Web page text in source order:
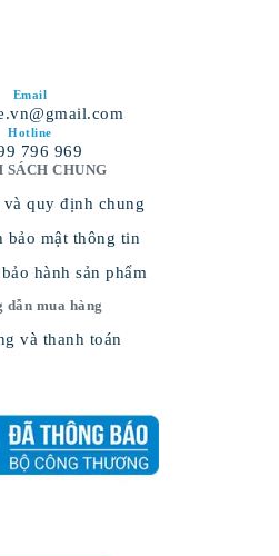
Email
Hotline
796 969
SÁCH CHUNG
và quy định chung
bảo mật thông tin
hành sản phẩm
dẫn mua hàng
và thanh toán